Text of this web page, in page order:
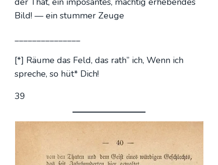
Bild! — ein stum­mer Zeu­ge
_______________
[*] Räu­me das Feld, das rath” ich, Wenn ich
spre­che, so hüt* Dich!
39